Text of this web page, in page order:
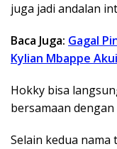
juga jadi andalan
Baca Juga: Gagal
Kylian Mbappe
Hokky bisa
bersamaan dengan
Selain kedua